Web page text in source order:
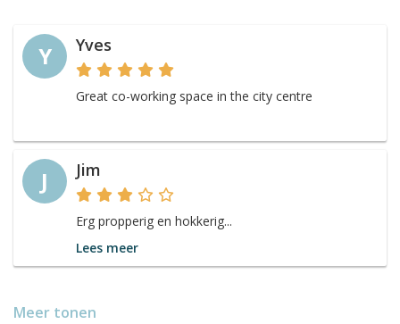
Y Yves
Great co-working space in the city centre
J Jim
Erg propperig en hokkerig...
Lees meer
Meer tonen